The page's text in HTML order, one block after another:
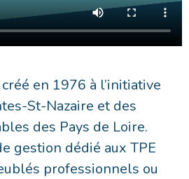
en 1976 à l’initiative
St-Nazaire et des
des Pays de Loire.
gestion dédié aux TPE
professionnels ou